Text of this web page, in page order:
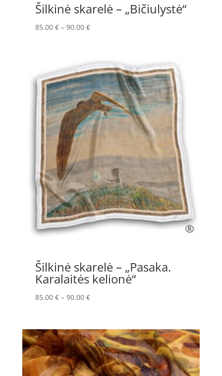
Šilkinė skarelė – „Bičiulystė“
85.00 € – 90.00 €Price
through
90.00 €
Šilkinė skarelė – „Pasaka.
Karalaitės kelionė“
85.00 € – 90.00 €Price
through
90.00 €